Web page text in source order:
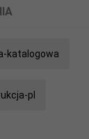
katalogowa
pl